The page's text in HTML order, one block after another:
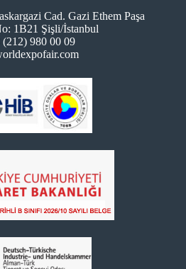
Cad. Gazi Ethem Paşa
1B21 Şişli/İstanbul
(212) 980 00 09